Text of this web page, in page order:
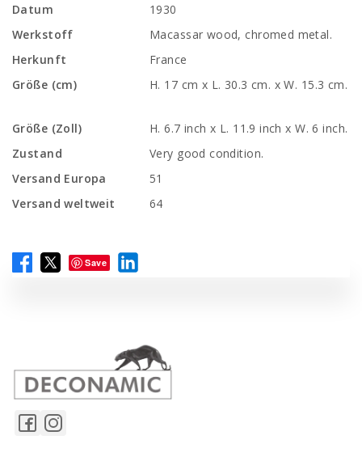
Datum
1930
Werkstoff
Macassar wood, chromed metal.
Herkunft
France
Größe (cm)
H. 17 cm x L. 30.3 cm. x W. 15.3 cm.
Größe (Zoll)
H. 6.7 inch x L. 11.9 inch x W. 6 inch.
Zustand
Very good condition.
Versand Europa
51
Versand weltweit
64
Save